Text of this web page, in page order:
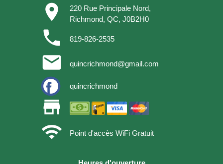
place
220 Rue Principale Nord,
Richmond, QC, J0B2H0
phone 819-826-2535
email quincrichmond@gmail.com
quincrichmond
store
wifi
Point d'accès WiFi Gratuit